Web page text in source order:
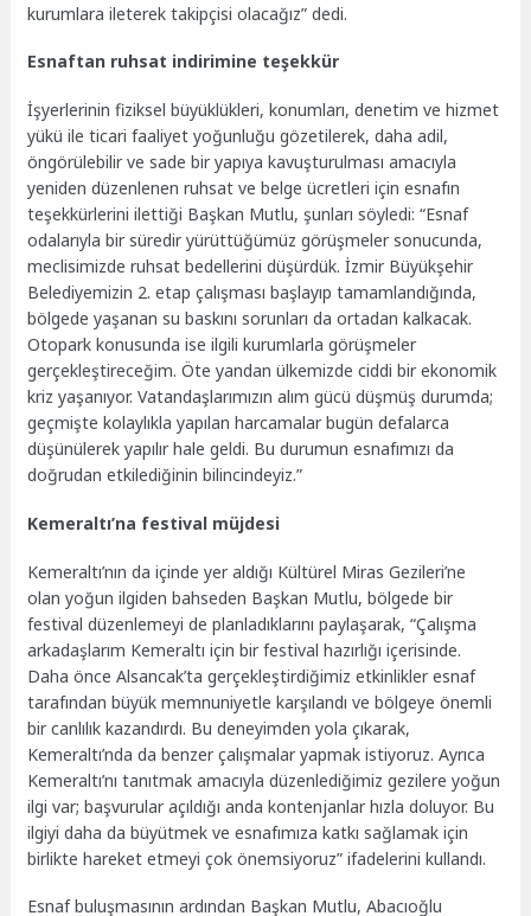
kurumlara ileterek takipçisi olacağız” dedi.
Esnaftan ruhsat indirimine teşekkür
İşyerlerinin fiziksel büyüklükleri, konumları, denetim ve hizmet
yükü ile ticari faaliyet yoğunluğu gözetilerek, daha adil,
öngörülebilir ve sade bir yapıya kavuşturulması amacıyla
yeniden düzenlenen ruhsat ve belge ücretleri için esnafın
teşekkürlerini ilettiği Başkan Mutlu, şunları söyledi: “Esnaf
odalarıyla bir süredir yürüttüğümüz görüşmeler sonucunda,
meclisimizde ruhsat bedellerini düşürdük. İzmir Büyükşehir
Belediyemizin 2. etap çalışması başlayıp tamamlandığında,
bölgede yaşanan su baskını sorunları da ortadan kalkacak.
Otopark konusunda ise ilgili kurumlarla görüşmeler
gerçekleştireceğim. Öte yandan ülkemizde ciddi bir ekonomik
kriz yaşanıyor. Vatandaşlarımızın alım gücü düşmüş durumda;
geçmişte kolaylıkla yapılan harcamalar bugün defalarca
düşünülerek yapılır hale geldi. Bu durumun esnafımızı da
doğrudan etkilediğinin bilincindeyiz.”
Kemeraltı’na festival müjdesi
Kemeraltı’nın da içinde yer aldığı Kültürel Miras Gezileri’ne
olan yoğun ilgiden bahseden Başkan Mutlu, bölgede bir
festival düzenlemeyi de planladıklarını paylaşarak, “Çalışma
arkadaşlarım Kemeraltı için bir festival hazırlığı içerisinde.
Daha önce Alsancak’ta gerçekleştirdiğimiz etkinlikler esnaf
tarafından büyük memnuniyetle karşılandı ve bölgeye önemli
bir canlılık kazandırdı. Bu deneyimden yola çıkarak,
Kemeraltı’nda da benzer çalışmalar yapmak istiyoruz. Ayrıca
Kemeraltı’nı tanıtmak amacıyla düzenlediğimiz gezilere yoğun
ilgi var; başvurular açıldığı anda kontenjanlar hızla doluyor. Bu
ilgiyi daha da büyütmek ve esnafımıza katkı sağlamak için
birlikte hareket etmeyi çok önemsiyoruz” ifadelerini kullandı.
Esnaf buluşmasının ardından Başkan Mutlu, Abacıoğlu